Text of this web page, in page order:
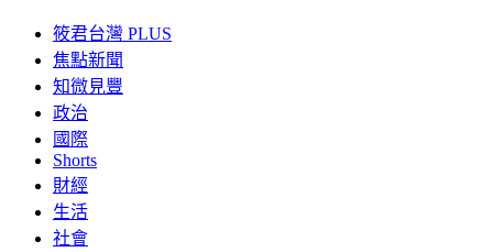
筱君台灣 PLUS
焦點新聞
知微見豐
政治
國際
Shorts
財經
生活
社會